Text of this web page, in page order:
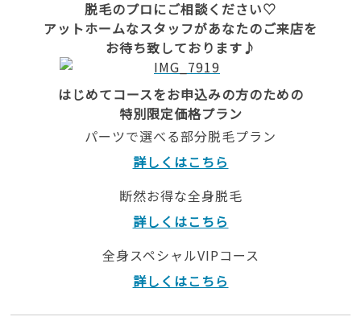
脱毛のプロにご相談ください♡
アットホームなスタッフがあなたのご来店を
お待ち致しております♪
はじめてコースをお申込みの方のための
特別限定価格プラン
パーツで選べる部分脱毛プラン
詳しくはこちら
断然お得な全身脱毛
詳しくはこちら
全身スペシャルVIPコース
詳しくはこちら